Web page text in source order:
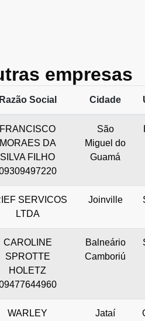
empresas
Razão Social Cidade
FRANCISCO
MORAES DA
SILVA FILHO
São
Miguel do
Guamá
SERVICOS
LTDA
Joinville
CAROLINE
SPROTTE
HOLETZ
Balneário
Camboriú
WARLEY
Jataí